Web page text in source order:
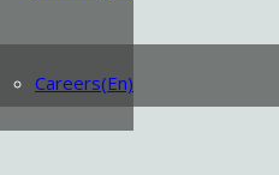
Careers(En)